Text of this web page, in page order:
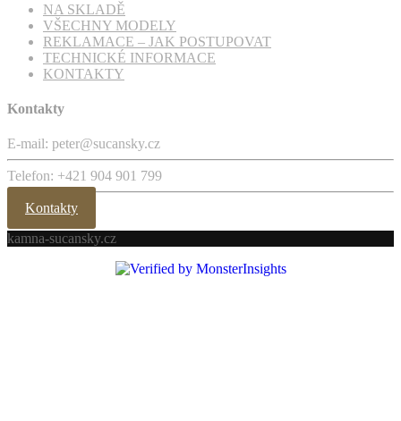
NA SKLADĚ
VŠECHNY MODELY
REKLAMACE – JAK POSTUPOVAT
TECHNICKÉ INFORMACE
KONTAKTY
Kontakty
E-mail: peter@sucansky.cz
Telefon: +421 904 901 799
Kontakty
kamna-sucansky.cz